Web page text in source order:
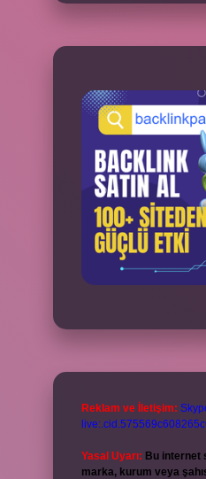
Reklam ve İletişim:
Yasal Uyarı: Bu internet
marka, kurum veya